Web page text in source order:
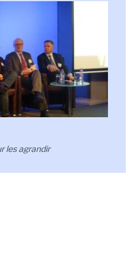
les agrandir